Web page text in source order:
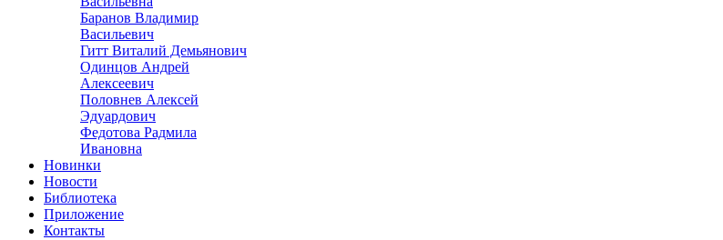
Баранов Владимир
Васильевич
Гитт Виталий Демьянович
Одинцов Андрей
Алексеевич
Половнев Алексей
Эдуардович
Федотова Радмила
Ивановна
Новинки
Новости
Библиотека
Приложение
Контакты